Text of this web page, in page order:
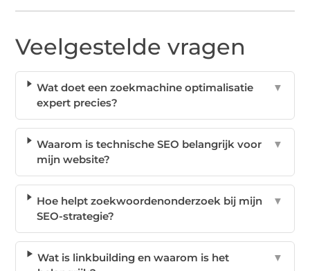
Veelgestelde vragen
Wat doet een zoekmachine optimalisatie
expert precies?
▼
Waarom is technische SEO belangrijk voor
mijn website?
▼
Hoe helpt zoekwoordenonderzoek bij mijn
SEO-strategie?
▼
Wat is linkbuilding en waarom is het
▼